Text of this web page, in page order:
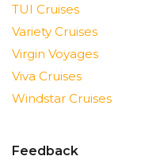
TUI Cruises
Variety Cruises
Virgin Voyages
Viva Cruises
Windstar Cruises
Feedback